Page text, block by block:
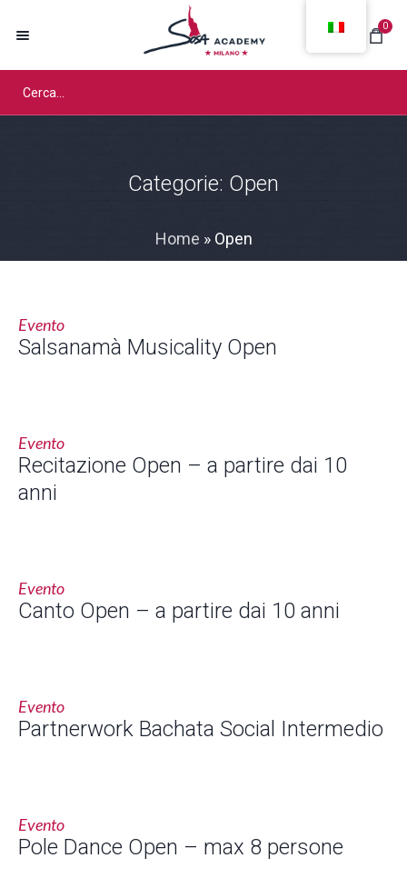
0
Categorie: Open
Home » Open
Evento
Salsanamà Musicality Open
Evento
Recitazione Open – a partire dai 10
anni
Evento
Canto Open – a partire dai 10 anni
Evento
Partnerwork Bachata Social Intermedio
Evento
Pole Dance Open – max 8 persone